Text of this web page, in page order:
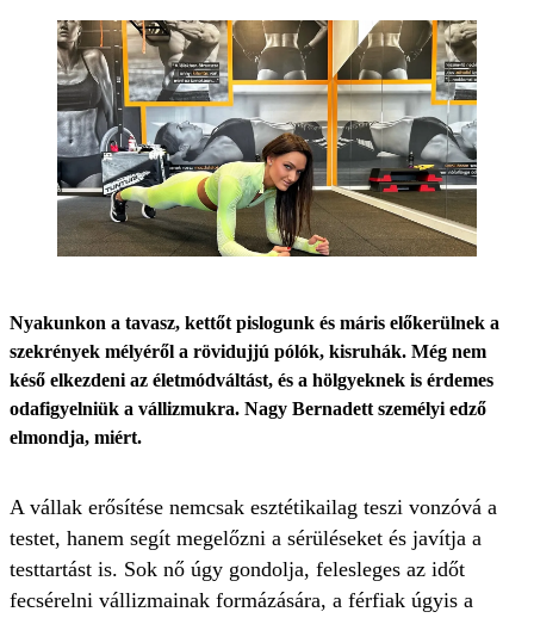
Nyakunkon a tavasz, kettőt pislogunk és máris előkerülnek a
szekrények mélyéről a rövidujjú pólók, kisruhák. Még nem
késő elkezdeni az életmódváltást, és a hölgyeknek is érdemes
odafigyelniük a vállizmukra. Nagy Bernadett személyi edző
elmondja, miért.
A vállak erősítése nemcsak esztétikailag teszi vonzóvá a
testet, hanem segít megelőzni a sérüléseket és javítja a
testtartást is. Sok nő úgy gondolja, felesleges az időt
fecsérelni vállizmainak formázására, a férfiak úgyis a